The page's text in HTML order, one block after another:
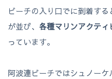
ビーチの入り口でに到着す
が並び、 各種マリンアクテ
っています。
阿波連ビーチではシュノー